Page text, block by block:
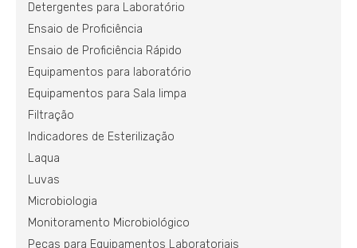
Detergentes para Laboratório
Ensaio de Proficiência
Ensaio de Proficiência Rápido
Equipamentos para laboratório
Equipamentos para Sala limpa
Filtração
Indicadores de Esterilização
Laqua
Luvas
Microbiologia
Monitoramento Microbiológico
Peças para Equipamentos Laboratoriais